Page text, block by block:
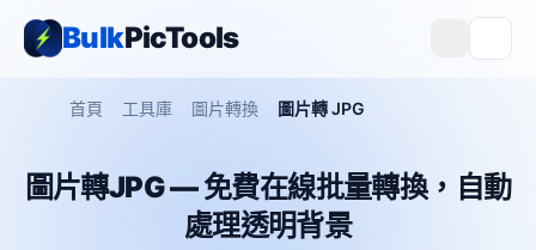
BulkPicTools
首頁 工具庫 圖片轉換 圖片轉 JPG
圖片轉JPG — 免費在線批量轉換，自動
處理透明背景